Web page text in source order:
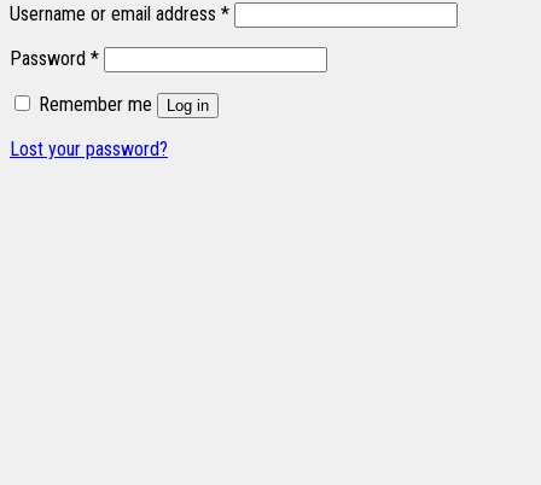
Username or email address *
Password *
Remember me
Log in
Lost your password?